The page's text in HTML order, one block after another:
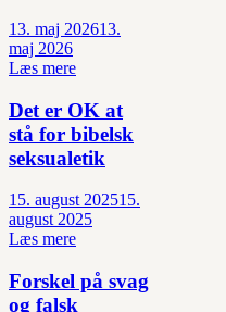
13. maj 202613.
maj 2026
Læs mere
Det er OK at
stå for bibelsk
seksualetik
15. august 202515.
august 2025
Læs mere
Forskel på svag
og falsk